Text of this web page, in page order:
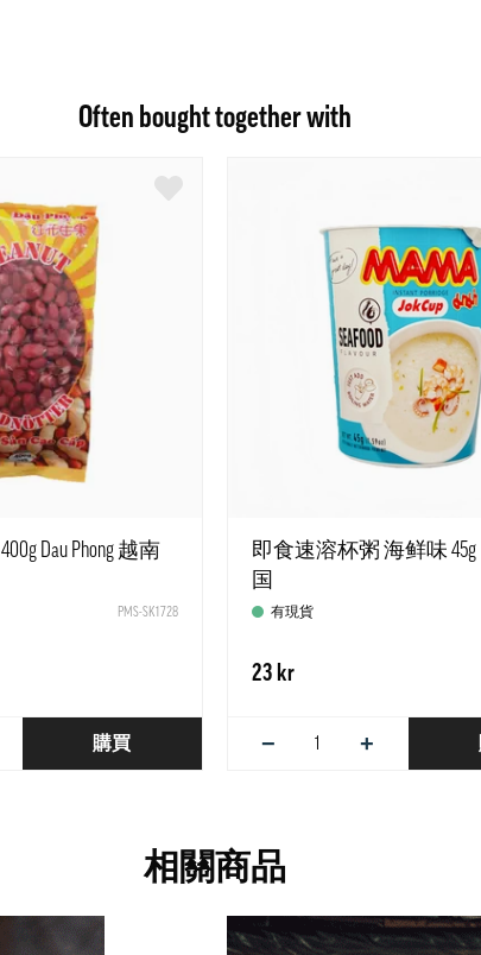
Often bought together with
Dau Phong 越南
PMS-SK1728
購買
即食速溶杯粥 海鲜味 45g
国
有現貨
23 kr
− +
相關商品